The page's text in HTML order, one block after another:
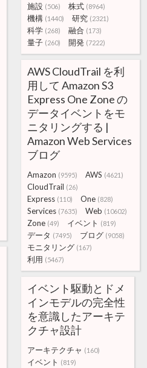
施設 (506) 株式 (8964)
機構 (1440) 研究 (2321)
科学 (268) 融合 (173)
量子 (260) 開発 (7222)
AWS CloudTrail を利
用して Amazon S3
Express One Zone の
データイベントをモ
ニタリングする |
Amazon Web Services
ブログ
Amazon (9595) AWS (4621)
CloudTrail (26)
Express (110) One (828)
Services (7635) Web (10602)
Zone (49) イベント (819)
データ (7495) ブログ (9058)
モニタリング (167)
利用 (5467)
イベント駆動とドメ
インモデルの完全性
を意識したアーキテ
クチャ設計
アーキテクチャ (160)
イベント (819)